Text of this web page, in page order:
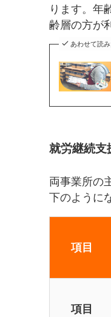
ります。年
齢層の方が
あわせて読
就労継続支
両事業所の
下のように
項目
項目